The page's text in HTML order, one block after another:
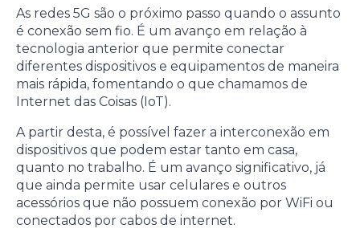
As redes 5G são o próximo passo quando o assunto
é conexão sem fio. É um avanço em relação à
tecnologia anterior que permite conectar
diferentes dispositivos e equipamentos de maneira
mais rápida, fomentando o que chamamos de
Internet das Coisas (IoT).
A partir desta, é possível fazer a interconexão em
dispositivos que podem estar tanto em casa,
quanto no trabalho. É um avanço significativo, já
que ainda permite usar celulares e outros
acessórios que não possuem conexão por WiFi ou
conectados por cabos de internet.